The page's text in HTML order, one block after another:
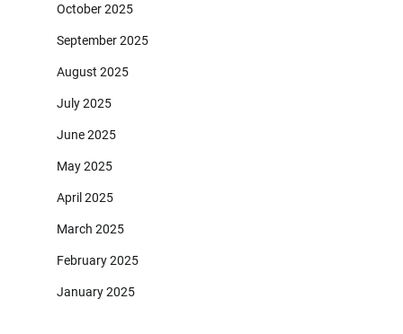
October 2025
September 2025
August 2025
July 2025
June 2025
May 2025
April 2025
March 2025
February 2025
January 2025